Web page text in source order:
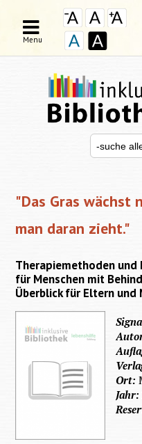
Search for
Menu
"Das Gras wächst
man daran zieht."
Therapiemethoden und
für Menschen mit
Überblick für Eltern
Ort:
Jahr: